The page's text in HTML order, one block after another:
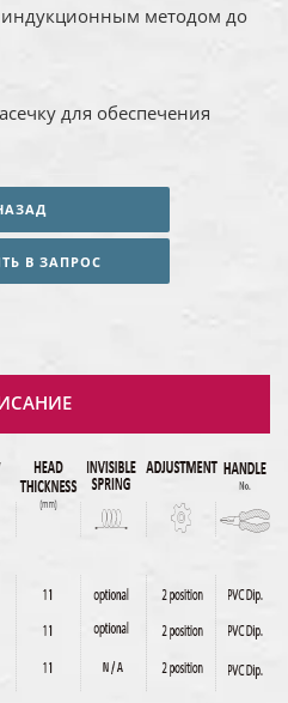
индукционным методом до
для обеспечения
В ЗАПРОС